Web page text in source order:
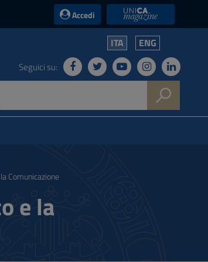
Accedi UniCA News
ITA ENG
Seguici su:
Comunicazione
e la